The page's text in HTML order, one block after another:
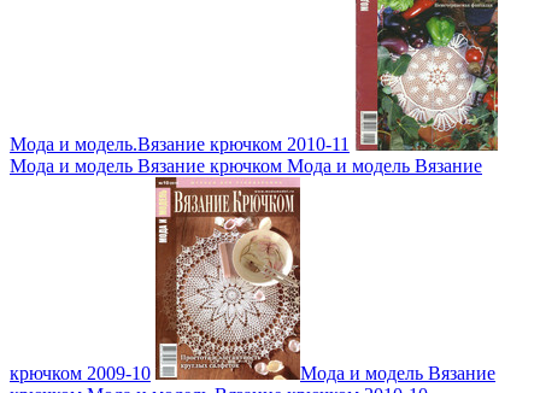
Мода и модель.Вязание крючком 2010-11
Мода и модель Вязание крючком Мода и модель Вязание
крючком 2009-10
Мода и модель Вязание